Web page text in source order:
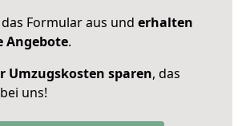
Formular aus und erhalten
Angebote.
Umzugskosten sparen, das
uns!